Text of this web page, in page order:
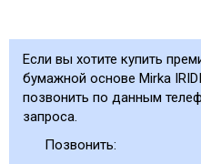
Если вы хотите купить
бумажной основе Mirka
позвонить по данным
запроса.
Позвонить: